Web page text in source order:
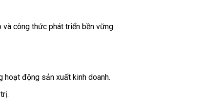
công thức phát triển bền vững.
hoạt động sản xuất kinh doanh.